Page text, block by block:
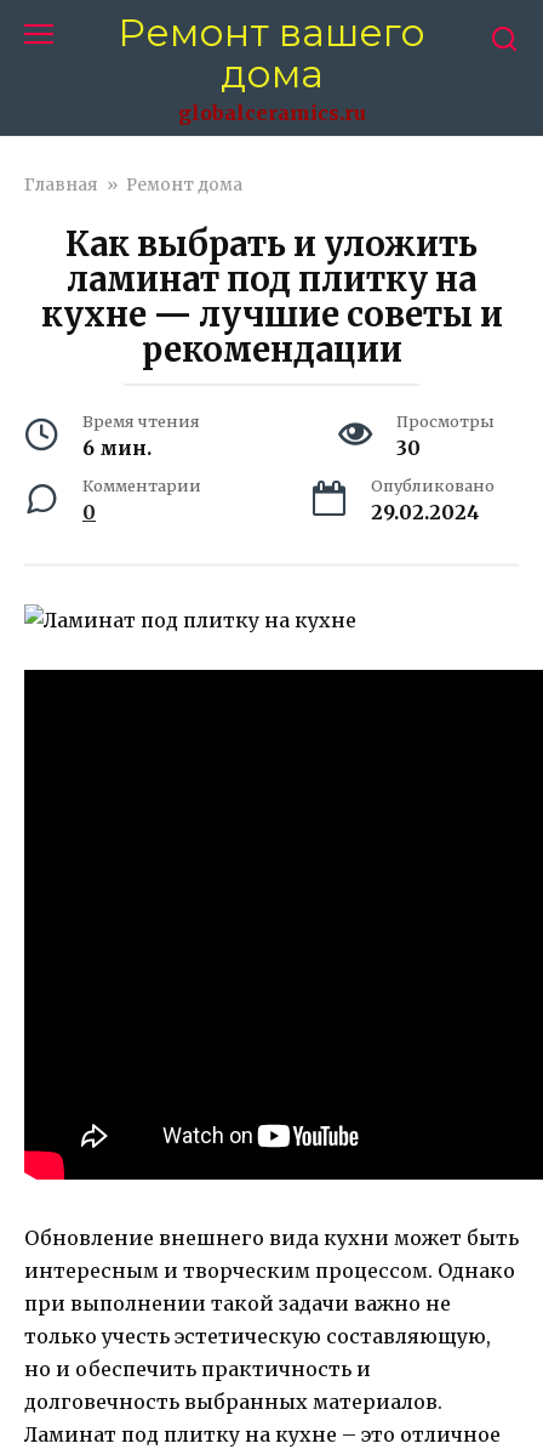
Ремонт вашего
дома
globalceramics.ru
Главная » Ремонт дома
Как выбрать и уложить
ламинат под плитку на
кухне — лучшие советы и
рекомендации
Время чтения
6 мин.
Просмотры
30
Комментарии
0
Опубликовано
29.02.2024
Обновление внешнего вида кухни может быть
интересным и творческим процессом. Однако
при выполнении такой задачи важно не
только учесть эстетическую составляющую,
но и обеспечить практичность и
долговечность выбранных материалов.
Ламинат под плитку на кухне – это отличное